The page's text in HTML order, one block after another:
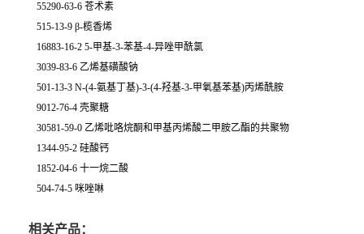
55290-63-6 苍术素
515-13-9 β-榄香烯
16883-16-2 5-甲基-3-苯基-4-异唑甲酰氯
3039-83-6 乙烯基磺酸钠
501-13-3 N-(4-氨基丁基)-3-(4-羟基-3-甲氧基苯基)丙烯酰胺
9012-76-4 壳聚糖
30581-59-0 乙烯吡咯烷酮和甲基丙烯酸二甲胺乙酯的共聚物
1344-95-2 硅酸钙
1852-04-6 十一烷二酸
504-74-5 咪唑啉
相关产品：